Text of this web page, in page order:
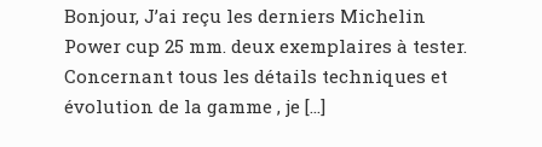
Bonjour, J’ai reçu les derniers Michelin
Power cup 25 mm. deux exemplaires à tester.
Concernant tous les détails techniques et
évolution de la gamme , je […]